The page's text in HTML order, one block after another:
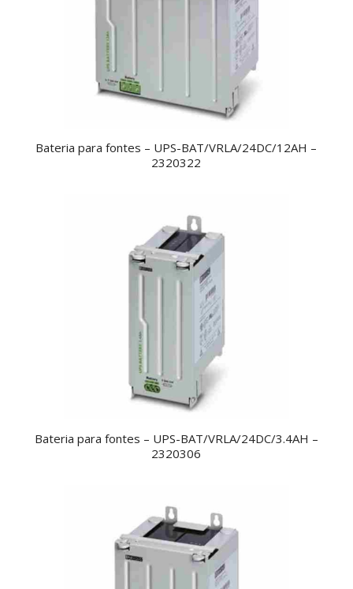
Bateria para fontes – UPS-BAT/VRLA/24DC/12AH –
2320322
Bateria para fontes – UPS-BAT/VRLA/24DC/3.4AH –
2320306